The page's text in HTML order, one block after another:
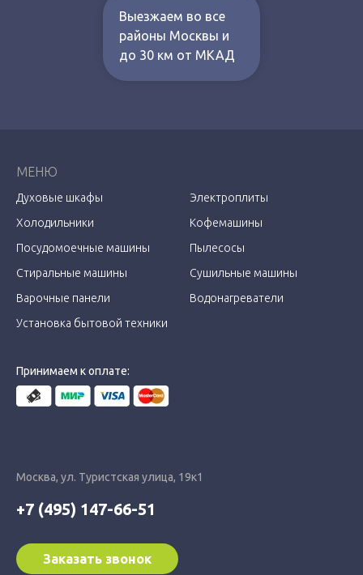
Выезжаем во все
районы Москвы и
до 30 км от МКАД
Москва, ул. Туристская улица, 19к1
+7 (495) 147-66-51
Заказать звонок
Принимаем к оплате:
МЕНЮ
Духовые шкафы
Электроплиты
Холодильники
Кофемашины
Посудомоечные машины
Пылесосы
Стиральные машины
Сушильные машины
Варочные панели
Водонагреватели
Установка бытовой техники